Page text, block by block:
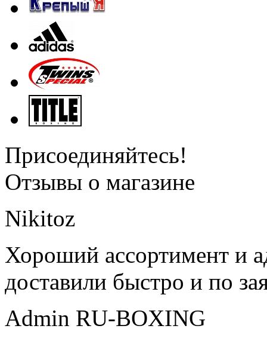
Присоединяйтесь!
Отзывы о магазине
Nikitoz
Хороший ассортимент и
доставили быстро и по
Admin RU-BOXING